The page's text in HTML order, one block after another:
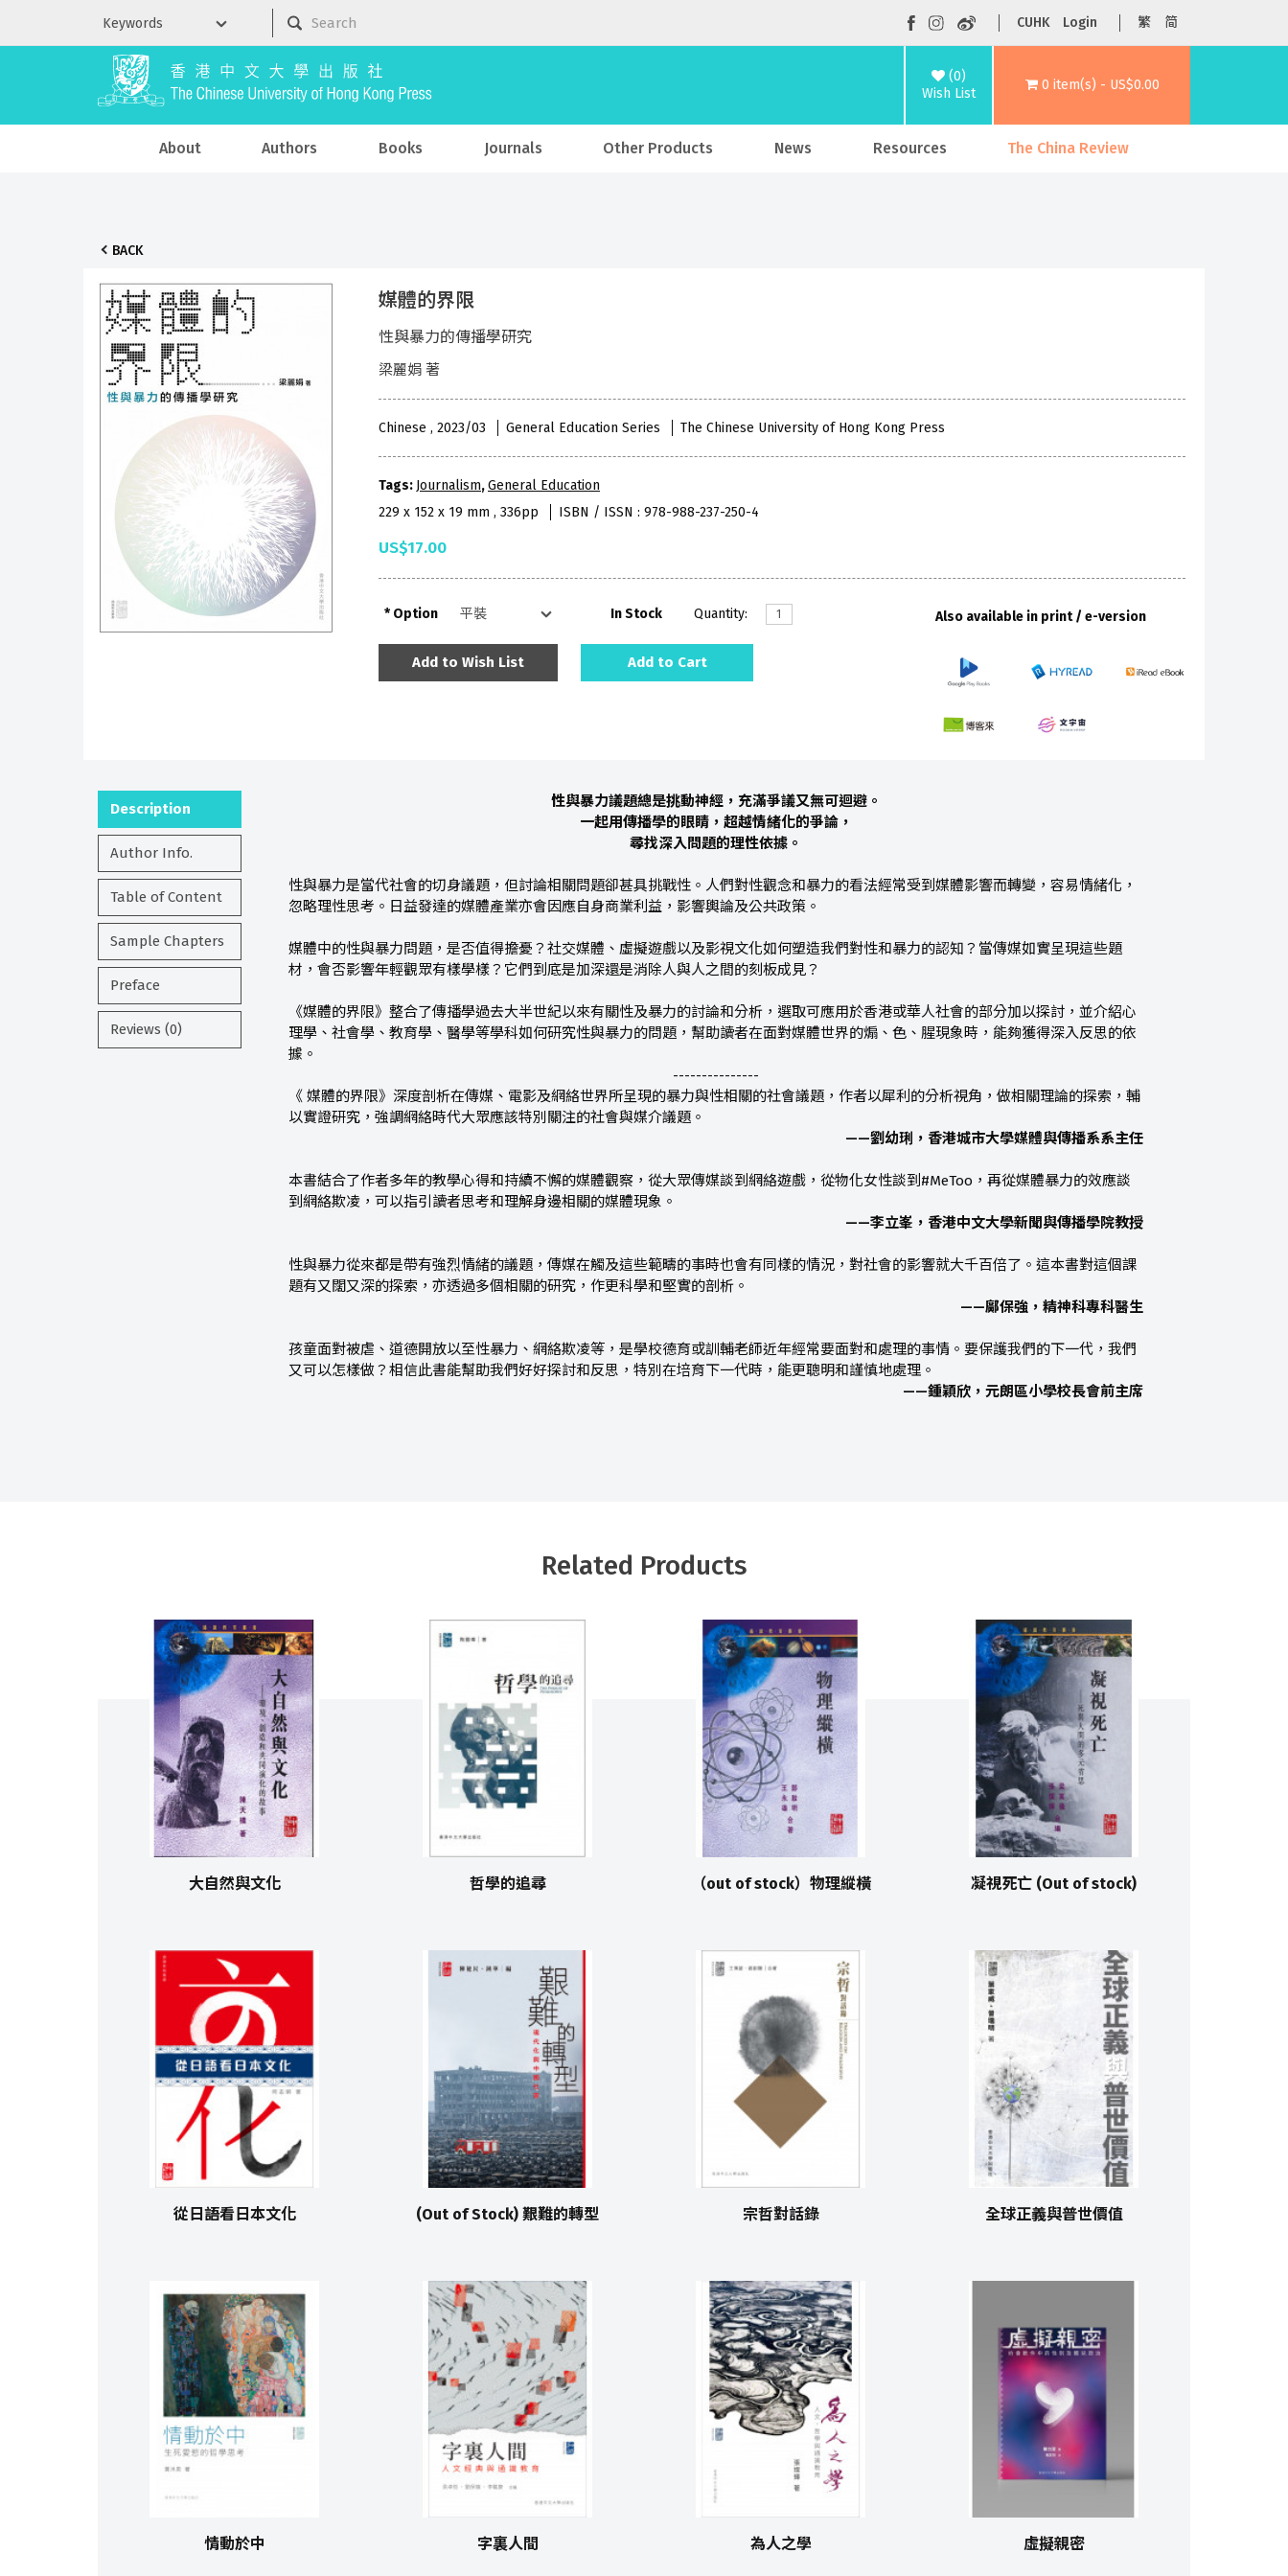
CUHK Login 繁 简
(0)
Wish List
0 item(s) - US$0.00
About Authors Books Journals Other Products News Resources The China Review
BACK
媒體的界限
性與暴力的傳播學研究
梁麗娟 著
Chinese , 2023/03 General Education Series The Chinese University of Hong Kong Press
Tags: Journalism,General Education
229 x 152 x 19 mm , 336pp
ISBN / ISSN : 978-988-237-250-4
US$17.00
Option In Stock Quantity:
Add to Wish List Add to Cart
Also available in print / e-version
Description
Author Info.
Table of Content
Sample Chapters
Preface
Reviews (0)
性與暴力議題總是挑動神經，充滿爭議又無可迴避。
一起用傳播學的眼睛，超越情緒化的爭論，
尋找深入問題的理性依據。
性與暴力是當代社會的切身議題，但討論相關問題卻甚具挑戰性。人們對性觀念和暴力的看法經常受到媒體影響而轉變，容易情緒化，
忽略理性思考。日益發達的媒體產業亦會因應自身商業利益，影響輿論及公共政策。
媒體中的性與暴力問題，是否值得擔憂？社交媒體、虛擬遊戲以及影視文化如何塑造我們對性和暴力的認知？當傳媒如實呈現這些題
材，會否影響年輕觀眾有樣學樣？它們到底是加深還是消除人與人之間的刻板成見？
《媒體的界限》整合了傳播學過去大半世紀以來有關性及暴力的討論和分析，選取可應用於香港或華人社會的部分加以探討，並介紹心
理學、社會學、教育學、醫學等學科如何研究性與暴力的問題，幫助讀者在面對媒體世界的煽、色、腥現象時，能夠獲得深入反思的依
據。
---------------
《 媒體的界限》深度剖析在傳媒、電影及網絡世界所呈現的暴力與性相關的社會議題，作者以犀利的分析視角，做相關理論的探索，輔
以實證研究，強調網絡時代大眾應該特別關注的社會與媒介議題。
——劉幼琍，香港城市大學媒體與傳播系系主任
本書結合了作者多年的教學心得和持續不懈的媒體觀察，從大眾傳媒談到網絡遊戲，從物化女性談到#MeToo，再從媒體暴力的效應談
到網絡欺凌，可以指引讀者思考和理解身邊相關的媒體現象。
——李立峯，香港中文大學新聞與傳播學院教授
性與暴力從來都是帶有強烈情緒的議題，傳媒在觸及這些範疇的事時也會有同樣的情況，對社會的影響就大千百倍了。這本書對這個課
題有又闊又深的探索，亦透過多個相關的研究，作更科學和堅實的剖析。
——鄺保強，精神科專科醫生
孩童面對被虐、道德開放以至性暴力、網絡欺凌等，是學校德育或訓輔老師近年經常要面對和處理的事情。要保護我們的下一代，我們
又可以怎樣做？相信此書能幫助我們好好探討和反思，特別在培育下一代時，能更聰明和謹慎地處理。
——鍾穎欣，元朗區小學校長會前主席
Related Products
大自然與文化 哲學的追尋 （out of stock）物理縱橫 凝視死亡 (Out of stock)
從日語看日本文化 (Out of Stock) 艱難的轉型 宗哲對話錄 全球正義與普世價值
情動於中 字裏人間 為人之學 虛擬親密